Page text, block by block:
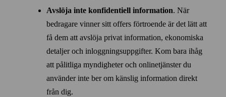
Avslöja inte konfidentiell information. När
bedragare vinner sitt offers förtroende är det lätt att
få dem att avslöja privat information, ekonomiska
detaljer och inloggnings­uppgifter. Kom bara ihåg
att pålitliga myndigheter och online­tjänster du
använder inte ber om känslig information direkt
från dig.